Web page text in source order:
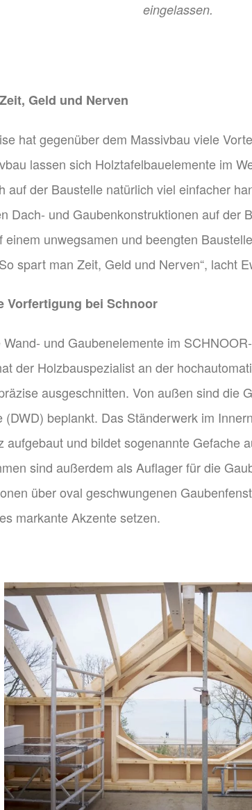
eingelassen.
Geld und Nerven
hat gegenüber dem Massivbau viele
lassen sich Holztafelbauelemente im
auf der Baustelle natürlich viel einfacher
Dach- und Gaubenkonstruktionen auf der
einem unwegsamen und beengten
spart man Zeit, Geld und Nerven“, lacht
Vorfertigung bei Schnoor
und Gaubenelemente im
der Holzbauspezialist an der
ausgeschnitten. Von außen sind die
(DWD) beplankt. Das Ständerwerk im
aufgebaut und bildet sogenannte Gefache
sind außerdem als Auflager für die
über oval geschwungenen
markante Akzente setzen.